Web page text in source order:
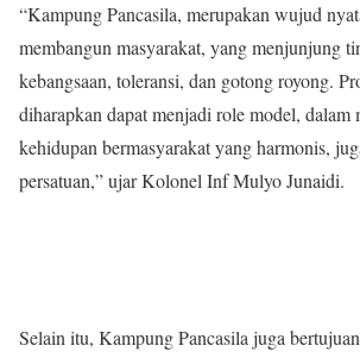
“Kampung Pancasila, merupakan wujud
membangun masyarakat, yang menjunjung
kebangsaan, toleransi, dan gotong royong.
diharapkan dapat menjadi role model, dalam
kehidupan bermasyarakat yang harmonis,
persatuan,” ujar Kolonel Inf Mulyo Junaidi.
Selain itu, Kampung Pancasila juga